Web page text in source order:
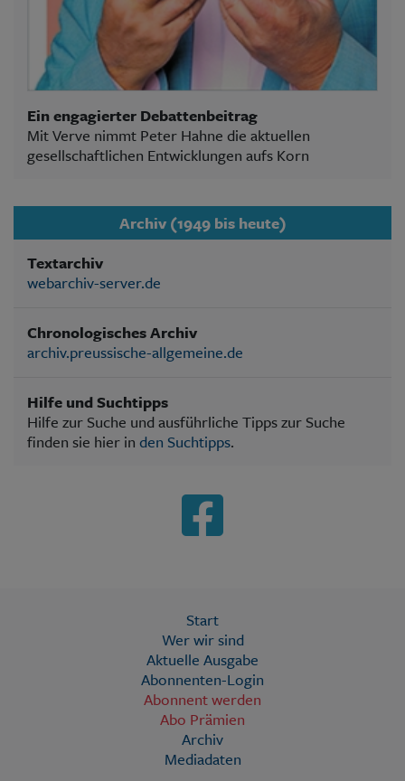
Ein engagierter Debattenbeitrag
Mit Verve nimmt Peter Hahne die aktuellen
gesellschaftlichen Entwicklungen aufs Korn
Archiv (1949 bis heute)
Textarchiv
webarchiv-server.de
Chronologisches Archiv
archiv.preussische-allgemeine.de
Hilfe und Suchtipps
Hilfe zur Suche und ausführliche Tipps zur Suche
finden sie hier in den Suchtipps.
Start
Wer wir sind
Aktuelle Ausgabe
Abonnenten-Login
Abonnent werden
Abo Prämien
Archiv
Mediadaten